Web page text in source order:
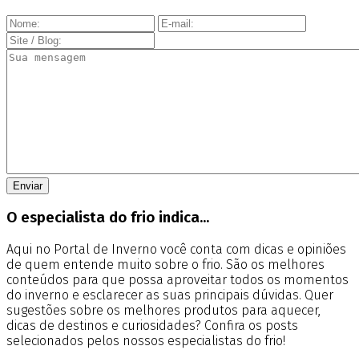
O especialista do frio indica...
Aqui no Portal de Inverno você conta com dicas e opiniões
de quem entende muito sobre o frio. São os melhores
conteúdos para que possa aproveitar todos os momentos
do inverno e esclarecer as suas principais dúvidas. Quer
sugestões sobre os melhores produtos para aquecer,
dicas de destinos e curiosidades? Confira os posts
selecionados pelos nossos especialistas do frio!